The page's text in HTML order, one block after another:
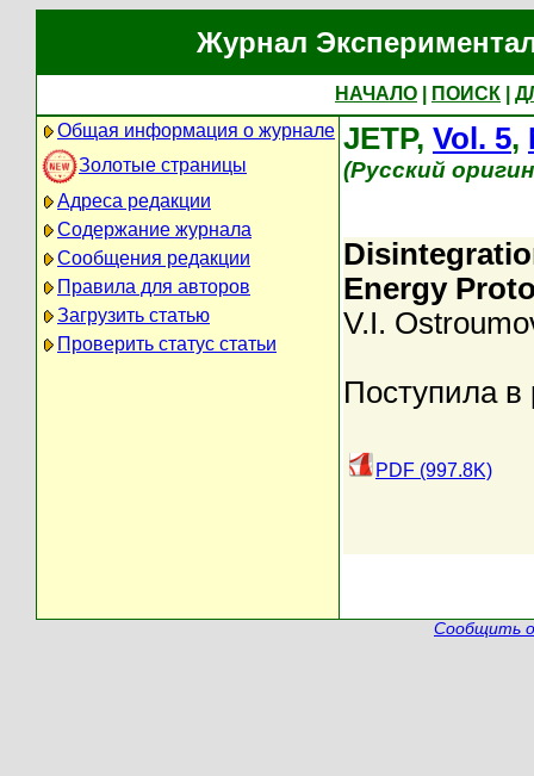
Журнал
НАЧАЛО ПОИСК
Общая информация о журнале
Золотые страницы
Адреса редакции
Содержание журнала
Сообщения редакции
Правила для авторов
Загрузить статью
Проверить статус статьи
JETP, Vol. 5,
(Русский
Energy
V.I.
Поступила
PDF (997.8K)
Сообщить о